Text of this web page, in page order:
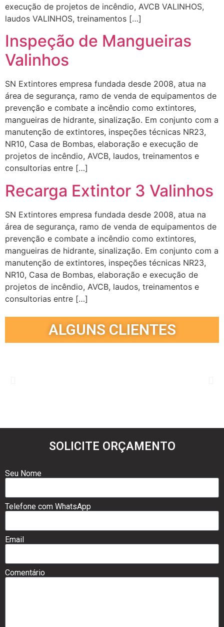
execução de projetos de incêndio, AVCB VALINHOS,
laudos VALINHOS, treinamentos […]
Inspeção de Mangueiras
Valinhos
SN Extintores empresa fundada desde 2008, atua na
área de segurança, ramo de venda de equipamentos de
prevenção e combate a incêndio como extintores,
mangueiras de hidrante, sinalização. Em conjunto com a
manutenção de extintores, inspeções técnicas NR23,
NR10, Casa de Bombas, elaboração e execução de
projetos de incêndio, AVCB, laudos, treinamentos e
consultorias entre […]
Recarga Extintor 3 Valinhos
SN Extintores empresa fundada desde 2008, atua na
área de segurança, ramo de venda de equipamentos de
prevenção e combate a incêndio como extintores,
mangueiras de hidrante, sinalização. Em conjunto com a
manutenção de extintores, inspeções técnicas NR23,
NR10, Casa de Bombas, elaboração e execução de
projetos de incêndio, AVCB, laudos, treinamentos e
consultorias entre […]
ALGUNS CLIENTES
SOLICITE ORÇAMENTO
Seu Nome
Telefone com WhatsApp
Email
Comentário